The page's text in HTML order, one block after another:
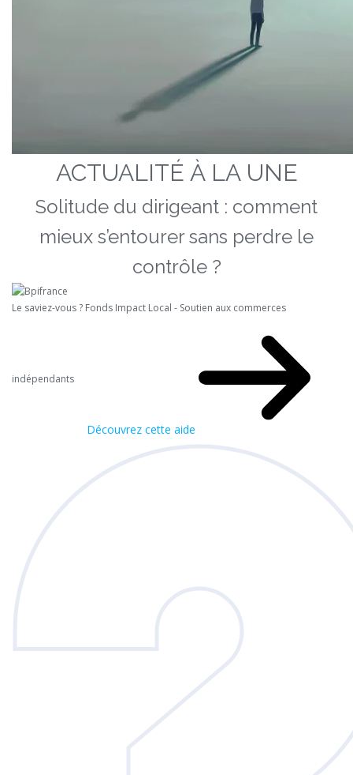
ACTUALITÉ À LA UNE
Solitude du dirigeant : comment
mieux s’entourer sans perdre le
contrôle ?
Le saviez-vous ? Fonds Impact Local - Soutien aux commerces
indépendants
Découvrez cette aide